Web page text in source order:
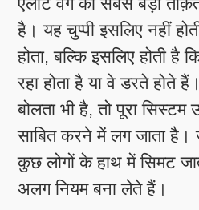
है। यह चुप्पी इसलिए नहीं
होता, बल्कि इसलिए होती है
रहा होता है या वे डरते होते
बोलता भी है, तो पूरा सिस्टम
साबित करने में लग जाता है।
कुछ लोगों के हाथ में सिमट
अलग नियम बना लेते हैं।